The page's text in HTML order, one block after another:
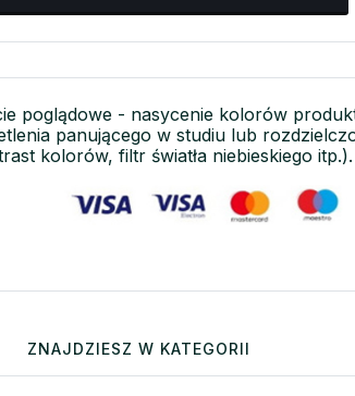
poglądowe - nasycenie kolorów
panującego w studiu lub
kolorów, filtr światła niebieskiego itp.).
ZNAJDZIESZ W KATEGORII